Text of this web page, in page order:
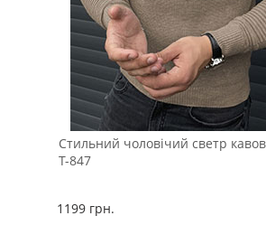
Стильний чоловічий светр
Т-847
1199 грн.